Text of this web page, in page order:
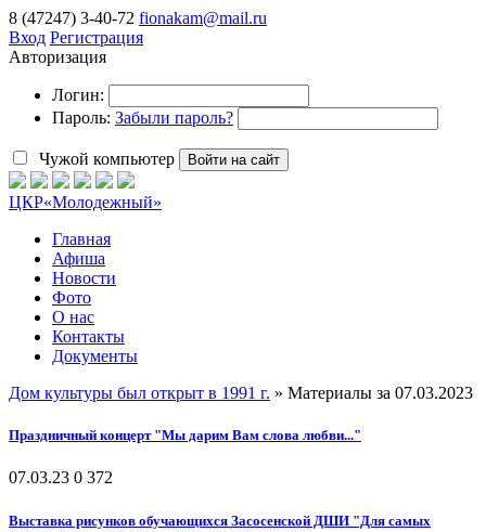
8 (47247) 3-40-72 fionakam@mail.ru
Вход Регистрация
Авторизация
Логин:
Пароль: Забыли пароль?
Чужой компьютер Войти на сайт
ЦКР«Молодежный»
Главная
Афиша
Новости
Фото
О нас
Контакты
Документы
Дом культуры был открыт в 1991 г. » Материалы за 07.03.2023
Праздничный концерт "Мы дарим Вам слова любви..."
07.03.23 0 372
Выставка рисунков обучающихся Засосенской ДШИ "Для самых